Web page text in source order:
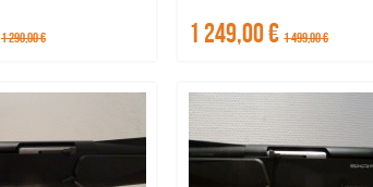
1 290,00 € 1 249,00 €1 499,00 €